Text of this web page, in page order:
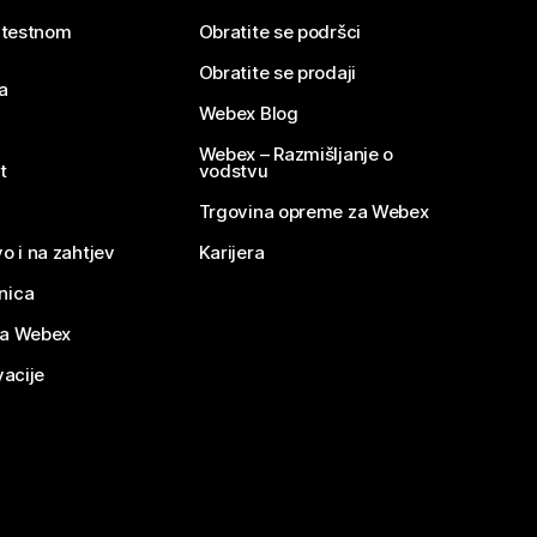
i na zahtjev
Webex
Obratite se podršci
Obratite se prodaji
Webex Blog
Webex – Razmišljanje o
vodstvu
Trgovina opreme za Webex
Karijera